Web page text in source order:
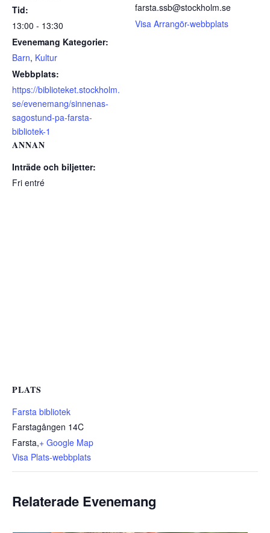
Tid:
13:00 - 13:30
Evenemang Kategorier:
Barn, Kultur
Webbplats:
https://biblioteket.stockholm.
se/evenemang/sinnenas-
sagostund-pa-farsta-
bibliotek-1
farsta.ssb@stockholm.se
Visa Arrangör-webbplats
ANNAN
Inträde och biljetter:
Fri entré
PLATS
Farsta bibliotek
Farstagången 14C
Farsta,+ Google Map
Visa Plats-webbplats
Relaterade Evenemang